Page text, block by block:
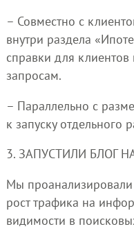
– Совместно с
внутри раздела
справки для
запросам.
– Параллельно с
к запуску отдельного
3. ЗАПУСТИЛИ БЛОГ
Мы проанализировали
рост трафика на
видимости в